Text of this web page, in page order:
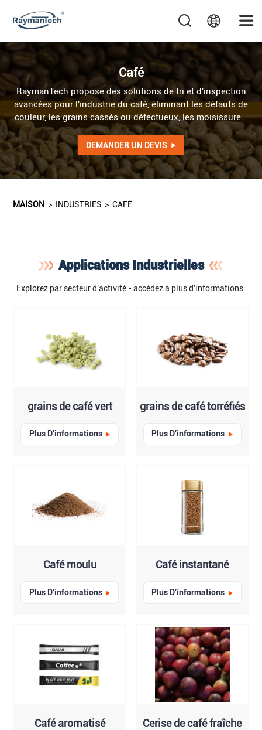
Café
RaymanTech propose des solutions de tri et d'inspection
avancées pour l'industrie du café, éliminant les défauts de
couleur, les grains cassés ou défectueux, les moisissures,
les irrégularités de torréfaction et les corps étrangers
dangereux afin de garantir une qualité et une sécurité
optimales. Le trieur optique à intelligence artificielle
détecte les irrégularités de couleur, de forme et de texture,
tandis que le système à rayons X à intelligence artificielle
de couleur et de forme identiques.
DEMANDER UN DEVIS
MAISON > INDUSTRIES > CAFÉ
Applications Industrielles
Explorez par secteur d'activité - accédez à plus d'informations.
grains de café vert
Plus D'informations
grains de café torréfiés
Plus D'informations
Café moulu
Plus D'informations
Café instantané
Plus D'informations
Café aromatisé Cerise de café fraîche